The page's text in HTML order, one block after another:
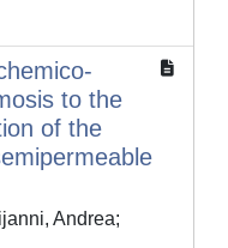
to the
of the
Andrea;